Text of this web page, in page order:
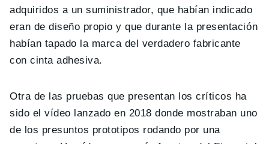
adquiridos a un suministrador, que habían indicado
eran de diseño propio y que durante la presentación
habían tapado la marca del verdadero fabricante
con cinta adhesiva.
Otra de las pruebas que presentan los críticos ha
sido el vídeo lanzado en 2018 donde mostraban uno
de los presuntos prototipos rodando por una